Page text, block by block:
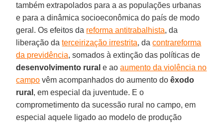
também extrapolados para a as populações urbanas
e para a dinâmica socioeconômica do país de modo
geral. Os efeitos da reforma antitrabalhista, da
liberação daterceirização irrestrita, dacontrareforma
da previdência, somados à extinção das políticas de
desenvolvimento rural e aoaumento da violência no
campo vêm acompanhados do aumento doêxodo
rural , em especial da juventude. E o
comprometimento da sucessão rural no campo, em
especial aquele ligado ao modelo de produção